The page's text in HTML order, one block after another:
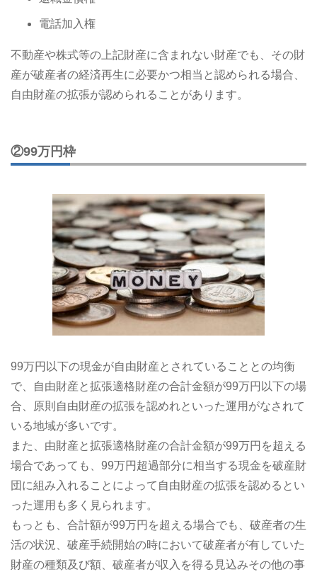
電話加入権
不動産や株式等の上記財産に含まれない財産でも、その財
産が破産者の経済再生に必要かつ相当と認められる場合、
自由財産の拡張が認められることがあります。
②99万円枠
99万円以下の現金が自由財産とされていることとの均衡
で、自由財産と拡張適格財産の合計金額が99万円以下の場
合、原則自由財産の拡張を認めれといった運用がなされて
いる地域が多いです。
また、由財産と拡張適格財産の合計金額が99万円を超える
場合であっても、99万円超過部分に相当する現金を破産財
団に組み入れることによって自由財産の拡張を認めるとい
った運用も多く見られます。
もっとも、合計額が99万円を超える場合でも、破産者の生
活の状況、破産手続開始の時において破産者が有していた
財産の種類及び額、破産者が収入を得る見込みその他の事